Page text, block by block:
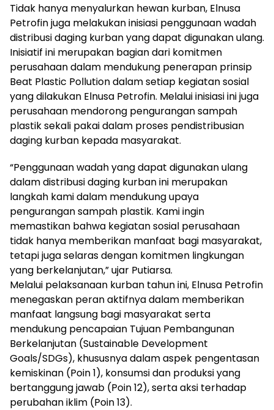
Tidak hanya menyalurkan hewan kurban, Elnusa
Petrofin juga melakukan inisiasi penggunaan wadah
distribusi daging kurban yang dapat digunakan ulang.
Inisiatif ini merupakan bagian dari komitmen
perusahaan dalam mendukung penerapan prinsip
Beat Plastic Pollution dalam setiap kegiatan sosial
yang dilakukan Elnusa Petrofin. Melalui inisiasi ini juga
perusahaan mendorong pengurangan sampah
plastik sekali pakai dalam proses pendistribusian
daging kurban kepada masyarakat.
“Penggunaan wadah yang dapat digunakan ulang
dalam distribusi daging kurban ini merupakan
langkah kami dalam mendukung upaya
pengurangan sampah plastik. Kami ingin
memastikan bahwa kegiatan sosial perusahaan
tidak hanya memberikan manfaat bagi masyarakat,
tetapi juga selaras dengan komitmen lingkungan
yang berkelanjutan,” ujar Putiarsa.
Melalui pelaksanaan kurban tahun ini, Elnusa Petrofin
menegaskan peran aktifnya dalam memberikan
manfaat langsung bagi masyarakat serta
mendukung pencapaian Tujuan Pembangunan
Berkelanjutan (Sustainable Development
Goals/SDGs), khususnya dalam aspek pengentasan
kemiskinan (Poin 1), konsumsi dan produksi yang
bertanggung jawab (Poin 12), serta aksi terhadap
perubahan iklim (Poin 13).